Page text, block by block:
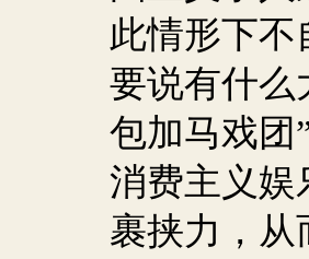
此情形下
要说有什么
包加马戏团
消费主义娱
裹挟力，从